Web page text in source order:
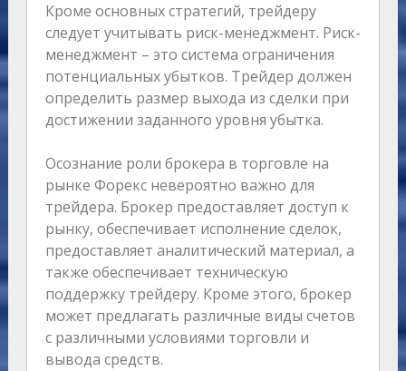
Кроме основных стратегий, трейдеру
следует учитывать риск-менеджмент. Риск-
менеджмент – это система ограничения
потенциальных убытков. Трейдер должен
определить размер выхода из сделки при
достижении заданного уровня убытка.
Осознание роли брокера в торговле на
рынке Форекс невероятно важно для
трейдера. Брокер предоставляет доступ к
рынку, обеспечивает исполнение сделок,
предоставляет аналитический материал, а
также обеспечивает техническую
поддержку трейдеру. Кроме этого, брокер
может предлагать различные виды счетов
с различными условиями торговли и
вывода средств.